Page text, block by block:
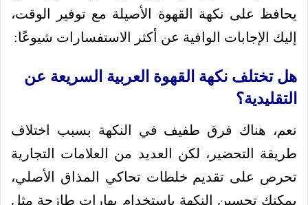
يحافظ على نكهة القهوة الأصيلة مع توفير الوقت،
إليك الإجابات الوافية عن أكثر الاستفسارات شيوعًا:
هل تختلف نكهة القهوة العربية السريعة عن
التقليدية؟
نعم، هناك فرق طفيف في النكهة بسبب اختلاف
طريقة التحضير، لكن العديد من العلامات التجارية
تحرص على تقديم خلطات تحاكي المذاق الأصلي،
يمكنك تحسين النكهة باستخدام بهارات طازجة مثل